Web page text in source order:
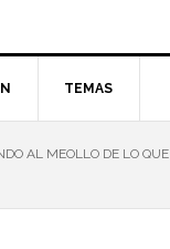
TEMAS
AL MEOLLO DE LO QUE